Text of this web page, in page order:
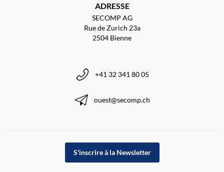
ADRESSE
SECOMP AG
Rue de Zurich 23a
2504 Bienne
+41 32 341 80 05
ouest@secomp.ch
S'inscrire à la Newsletter